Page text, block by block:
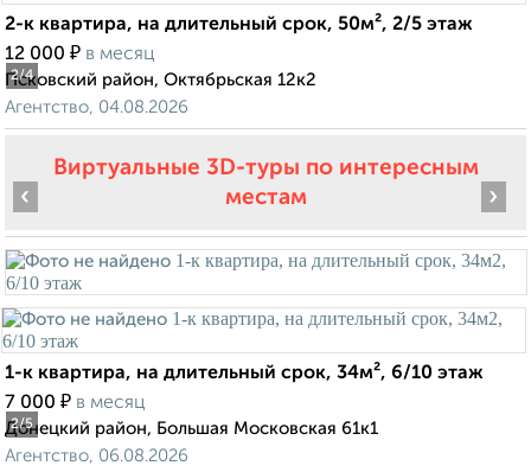
2/4
2-к квартира, на длительный срок, 50м², 2/5 этаж
12 000 ₽ в месяц
Псковский район, Октябрьская 12к2
Агентство, 04.08.2026
Виртуальные 3D-туры по интересным
местам
2/5
‹ ›
1-к квартира, на длительный срок, 34м², 6/10 этаж
7 000 ₽ в месяц
Донецкий район, Большая Московская 61к1
Агентство, 06.08.2026